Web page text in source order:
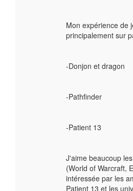
Mon expérience de
principalement sur
-Donjon et dragon
-Pathfinder
-Patient 13
J'aime beaucoup
(World of Warcraft,
intéressée par les
Patient 13 et les